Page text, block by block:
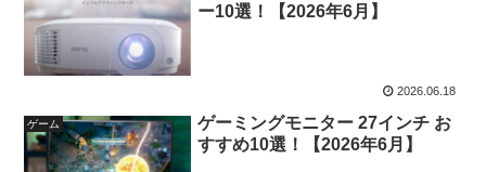
ー10選！【2026年6月】
2026.06.18
ゲーム
ゲーミングモニター 27インチ お
すすめ10選！【2026年6月】